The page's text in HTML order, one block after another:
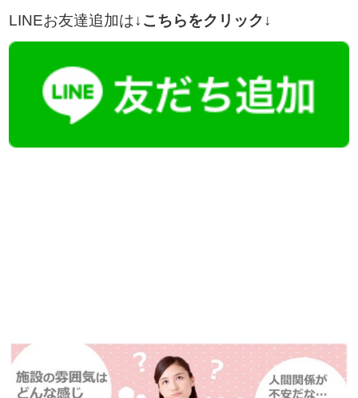
LINEお友達追加は↓こちらをクリック↓